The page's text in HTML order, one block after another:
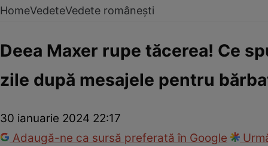
HomeVedeteVedete românești
Deea Maxer rupe tăcerea! Ce
zile după mesajele pentru
30 ianuarie 2024 22:17
Adaugă-ne ca sursă preferată în Google